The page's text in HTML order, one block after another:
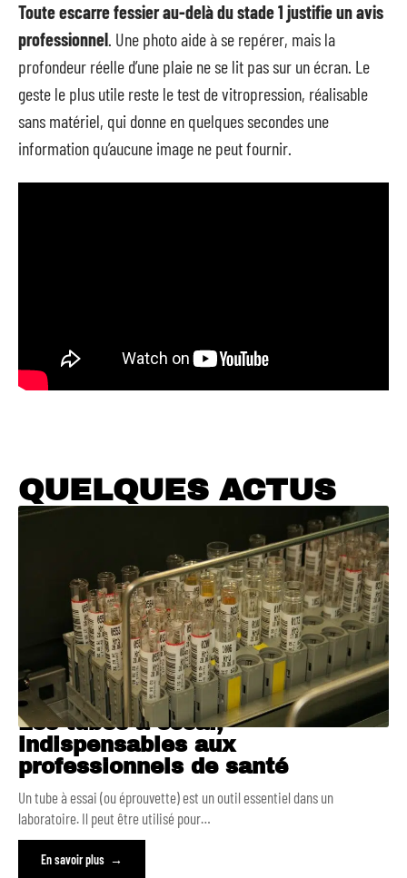
Toute escarre fessier au-delà du stade 1 justifie un avis
professionnel. Une photo aide à se repérer, mais la
profondeur réelle d’une plaie ne se lit pas sur un écran. Le
geste le plus utile reste le test de vitropression, réalisable
sans matériel, qui donne en quelques secondes une
information qu’aucune image ne peut fournir.
QUELQUES ACTUS
Les tubes à essai,
indispensables aux
professionnels de santé
Un tube à essai (ou éprouvette) est un outil essentiel dans un
laboratoire. Il peut être utilisé pour…
En savoir plus